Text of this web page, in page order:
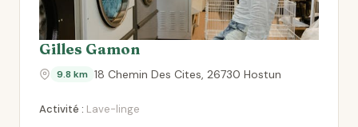
Gilles Gamon
9.8 km 18 Chemin Des Cites, 26730 Hostun
Activité : Lave-linge